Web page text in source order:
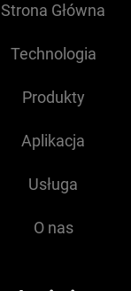
Strona Główna
Technologia
Produkty
Aplikacja
Usługa
O nas